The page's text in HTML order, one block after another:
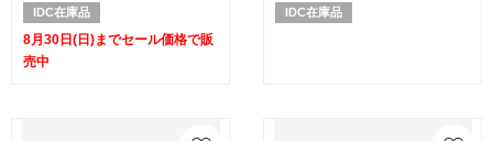
IDC在庫品
8月30日(日)までセール価格で販
売中
IDC在庫品